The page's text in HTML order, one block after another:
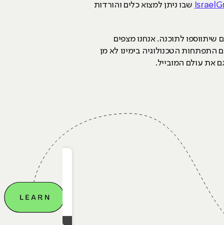
שבו ניתן למצוא כלים והורדות
לתוכנה. אנחנו מצפים
על מה שהשיגה ב-25 שנות קיומה עד היום. עם התפתחות הטכנולוגיה בימינו לא מן
את עולם המובייל.